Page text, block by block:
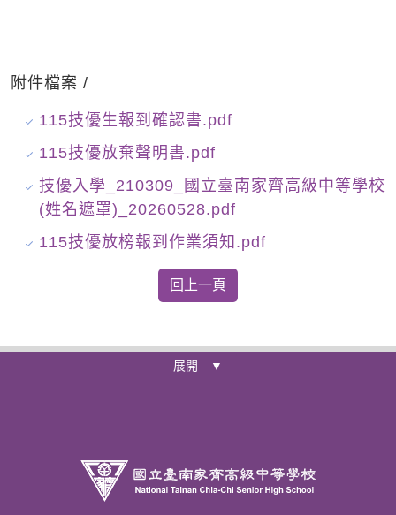
附件檔案 /
115技優生報到確認書.pdf
115技優放棄聲明書.pdf
技優入學_210309_國立臺南家齊高級中等學校
(姓名遮罩)_20260528.pdf
115技優放榜報到作業須知.pdf
展開 ▼